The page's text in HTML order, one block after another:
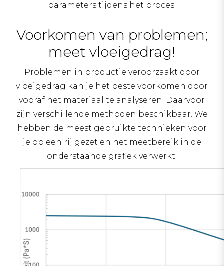
parameters tijdens het proces.
Voorkomen van problemen;
meet vloeigedrag!
Problemen in productie veroorzaakt door
vloeigedrag kan je het beste voorkomen door
vooraf het materiaal te analyseren. Daarvoor
zijn verschillende methoden beschikbaar. We
hebben de meest gebruikte technieken voor
je op een rij gezet en het meetbereik in de
onderstaande grafiek verwerkt: